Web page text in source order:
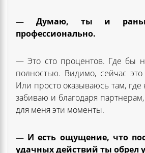
— Думаю, ты и
профессионально.
— Это сто процентов. Где бы
полностью. Видимо, сейчас это
Или просто оказываюсь там,
забиваю и благодаря
для меня эти моменты.
— И есть ощущение, что
удачных действий ты обрел